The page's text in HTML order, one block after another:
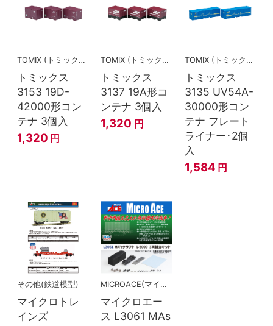
TOMIX (トミックス)
トミックス
3153 19D-
42000形コン
テナ 3個入
1,320 円
TOMIX (トミックス)
トミックス
3137 19A形コ
ンテナ 3個入
1,320 円
TOMIX (トミックス)
トミックス
3135 UV54A-
30000形コン
テナ フレート
ライナー･2個
入
1,584 円
その他(鉄道模型)
マイクロトレ
インズ
MICROACE(マイクロエース)
マイクロエー
ス L3061 MAs